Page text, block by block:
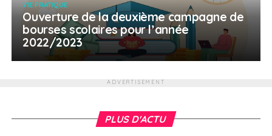
VIE PRATIQUE
Ouverture de la deuxième campagne de
bourses scolaires pour l’année
2022/2023
ADVERTISEMENT
PLUS D'ACTU